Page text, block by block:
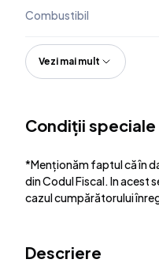
Combustibil
Vezi mai mult
Condiții speciale
*Menționăm faptul că în
din Codul Fiscal. In acest
cazul cumpărătorului
Descriere